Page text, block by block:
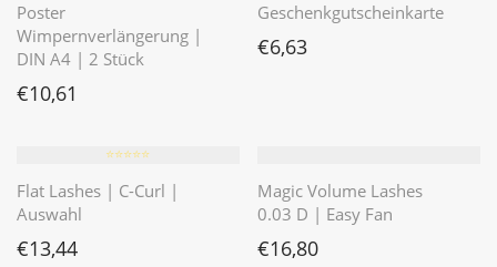
Poster
Wimpernverlängerung |
DIN A4 | 2 Stück
€10,61
Geschenkgutscheinkarte
€6,63
⭐️⭐️⭐️⭐️⭐️
Flat Lashes | C-Curl |
Auswahl
€13,44
Magic Volume Lashes
0.03 D | Easy Fan
€16,80